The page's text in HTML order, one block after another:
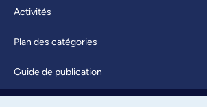
Activités
Plan des catégories
Guide de publication